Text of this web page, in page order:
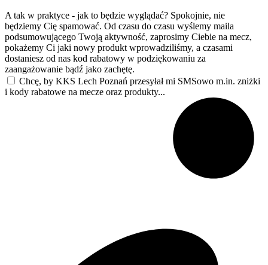
A tak w praktyce - jak to będzie wyglądać? Spokojnie, nie
będziemy Cię spamować. Od czasu do czasu wyślemy maila
podsumowującego Twoją aktywność, zaprosimy Ciebie na mecz,
pokażemy Ci jaki nowy produkt wprowadziliśmy, a czasami
dostaniesz od nas kod rabatowy w podziękowaniu za
zaangażowanie bądź jako zachętę.
Chcę, by KKS Lech Poznań przesyłał mi SMSowo m.in. zniżki
i kody rabatowe na mecze oraz produkty...